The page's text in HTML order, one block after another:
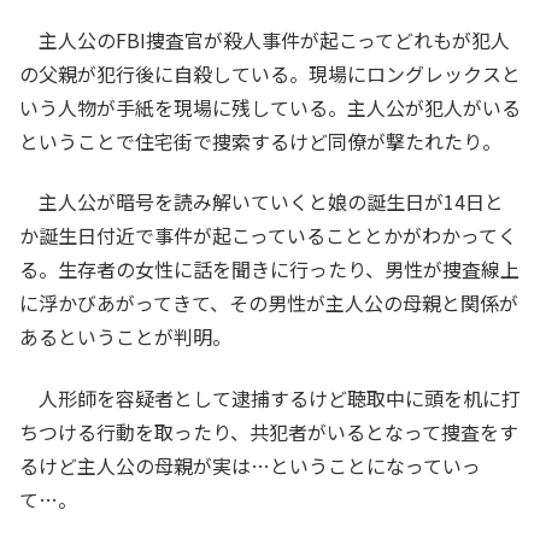
主人公のFBI捜査官が殺人事件が起こってどれもが犯人
の父親が犯行後に自殺している。現場にロングレックスと
いう人物が手紙を現場に残している。主人公が犯人がいる
ということで住宅街で捜索するけど同僚が撃たれたり。
主人公が暗号を読み解いていくと娘の誕生日が14日と
か誕生日付近で事件が起こっていることとかがわかってく
る。生存者の女性に話を聞きに行ったり、男性が捜査線上
に浮かびあがってきて、その男性が主人公の母親と関係が
あるということが判明。
人形師を容疑者として逮捕するけど聴取中に頭を机に打
ちつける行動を取ったり、共犯者がいるとなって捜査をす
るけど主人公の母親が実は…ということになっていっ
て…。